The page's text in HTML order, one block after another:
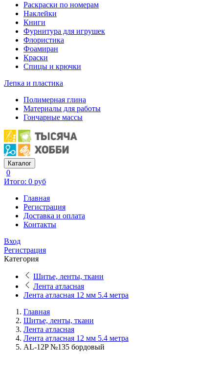
Раскраски по номерам
Наклейки
Книги
Фурнитура для игрушек
Флористика
Фоамиран
Краски
Спицы и крючки
Лепка и пластика
Полимерная глина
Материалы для работы
Гончарные массы
Каталог
0
Итого: 0 руб
Главная
Регистрация
Доставка и оплата
Контакты
Вход
Регистрация
Категория
Шитье, ленты, ткани
Лента атласная
Лента атласная 12 мм 5.4 метра
Главная
Шитье, ленты, ткани
Лента атласная
Лента атласная 12 мм 5.4 метра
AL-12P №135 бордовый